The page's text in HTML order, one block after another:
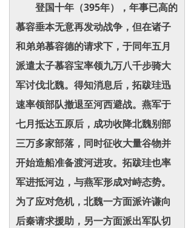
登国十年（395年），年事已高的
慕容垂本无意再发动战争，但在诸子
和弟弟慕容德的请求下，于同年五月
派遣太子慕容宝率领九万八千步骑大
军讨伐北魏。得知消息后，拓跋珪迅
速率领部队撤退至河西避战。燕军于
七月抵达五原后，成功收降北魏别部
三万多家部落，同时征收大量谷物并
开始造船准备渡河进攻。拓跋珪也率
军进抵河边，与燕军形成对峙态势。
为了应对危机，北魏一方面派许谦向
后秦请求援助，另一方面派出军队切